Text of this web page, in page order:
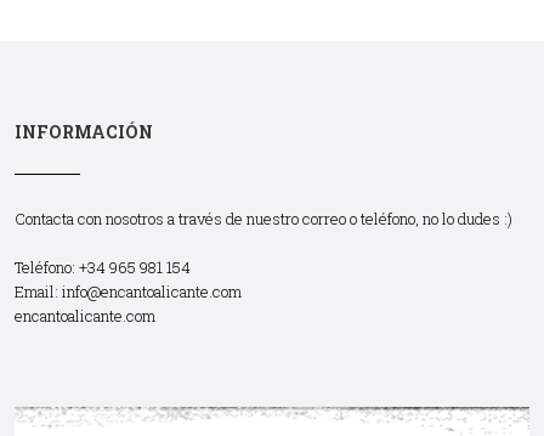
INFORMACIÓN
Contacta con nosotros a través de nuestro correo o teléfono, no lo dudes :)
Teléfono: +34 965 981 154
Email: info@encantoalicante.com
encantoalicante.com